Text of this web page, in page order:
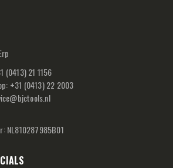
(0413) 21 1156
+31 (0413) 22 2003
NL810287985B01